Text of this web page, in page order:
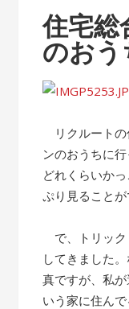
住宅総
のおう
リクルートの
ンのおうちに行
どれくらいか
ぷり見ることが
で、トリック
してきました
真ですが、私
いう家に住ん